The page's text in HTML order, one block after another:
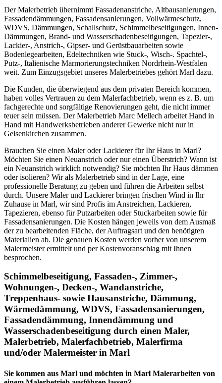
Der Malerbetrieb übernimmt Fassadenanstriche, Altbausanierungen,
Fassadendämmungen, Fassadensanierungen, Vollwärmeschutz,
WDVS, Dämmungen, Schallschutz, Schimmelbeseitigungen, Innen-
Dämmungen, Brand- und Wasserschadenbeseitigungen, Tapezier-,
Lackier-, Anstrich-, Gipser- und Gerüstbauarbeiten sowie
Bodenlegearbeiten, Edeltechniken wie Stuck-, Wisch-. Spachtel-,
Putz-, Italienische Marmorierungstechniken Nordrhein-Westfalen
weit. Zum Einzugsgebiet unseres Malerbetriebes gehört Marl dazu.
Die Kunden, die überwiegend aus dem privaten Bereich kommen,
haben volles Vertrauen zu dem Malerfachbetrieb, wenn es z. B. um
fachgerechte und sorgfältige Renovierungen geht, die nicht immer
teuer sein müssen. Der Malerbetrieb Marc Mellech arbeitet Hand in
Hand mit Handwerksbetrieben anderer Gewerke nicht nur in
Gelsenkirchen zusammen.
Brauchen Sie einen Maler oder Lackierer für Ihr Haus in Marl?
Möchten Sie einen Neuanstrich oder nur einen Überstrich? Wann ist
ein Neuanstrich wirklich notwendig? Sie möchten Ihr Haus dämmen
oder isolieren? Wir als Malerbetrieb sind in der Lage, eine
professionelle Beratung zu geben und führen die Arbeiten selbst
durch. Unsere Maler und Lackierer bringen frischen Wind in Ihr
Zuhause in Marl, wir sind Profis im Anstreichen, Lackieren,
Tapezieren, ebenso für Putzarbeiten oder Stuckarbeiten sowie für
Fassadensanierungen. Die Kosten hängen jeweils von dem Ausmaß
der zu bearbeitenden Fläche, der Auftragsart und den benötigten
Materialien ab. Die genauen Kosten werden vorher von unserem
Malermeister ermittelt und per Kostenvoranschlag mit Ihnen
besprochen.
Schimmelbeseitigung, Fassaden-, Zimmer-,
Wohnungen-, Decken-, Wandanstriche,
Treppenhaus- sowie Hausanstriche, Dämmung,
Wärmedämmung, WDVS, Fassadensanierungen,
Fassadendämmung, Innendämmung und
Wasserschadenbeseitigung durch einen Maler,
Malerbetrieb, Malerfachbetrieb, Malerfirma
und/oder Malermeister in Marl
Sie kommen aus Marl und möchten in Marl Malerarbeiten von